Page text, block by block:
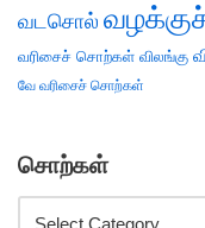
வடசொல்
வரிசைச் சொற்கள் விலங்கு
வே வரிசைச் சொற்கள்
சொற்கள்